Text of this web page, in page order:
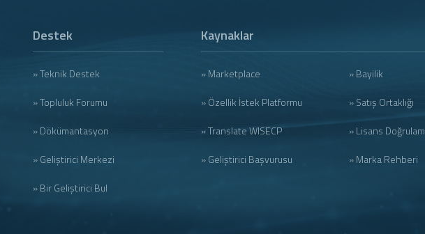
Destek
» Teknik Destek
» Topluluk Forumu
» Dökümantasyon
» Geliştirici Merkezi
» Bir Geliştirici Bul
Kaynaklar
» Marketplace
» Özellik İstek Platformu
» Translate WISECP
» Geliştirici Başvurusu
» Bayilik
» Satış Ortaklığı
» Lisans
» Marka Rehberi